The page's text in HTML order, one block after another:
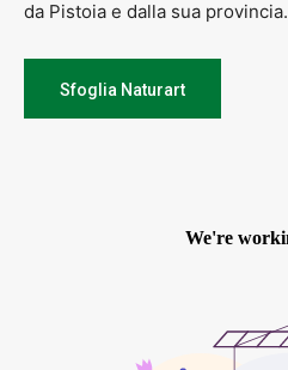
da Pistoia e dalla sua provincia.
Sfoglia Naturart